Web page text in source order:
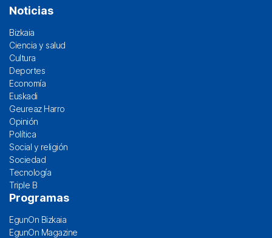
Noticias
Bizkaia
Ciencia y salud
Cultura
Deportes
Economía
Euskadi
Geureaz Harro
Opinión
Política
Social y religión
Sociedad
Tecnología
Triple B
Programas
EgunOn Bizkaia
EgunOn Magazine